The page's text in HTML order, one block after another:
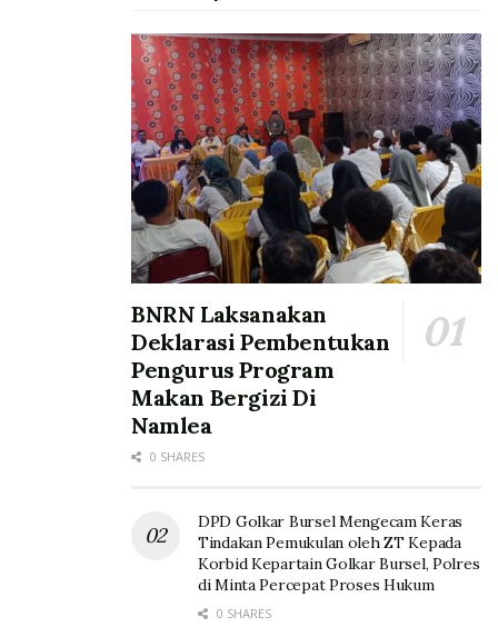
BNRN Laksanakan
Deklarasi Pembentukan
Pengurus Program
Makan Bergizi Di
Namlea
0 SHARES
DPD Golkar Bursel Mengecam Keras
Tindakan Pemukulan oleh ZT Kepada
Korbid Kepartain Golkar Bursel, Polres
di Minta Percepat Proses Hukum
0 SHARES